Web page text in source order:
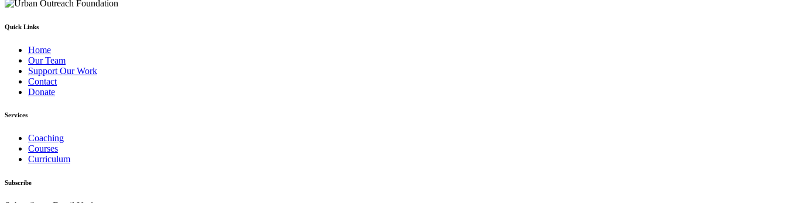
Quick Links
Home
Our Team
Support Our Work
Contact
Donate
Services
Coaching
Courses
Curriculum
Subscribe